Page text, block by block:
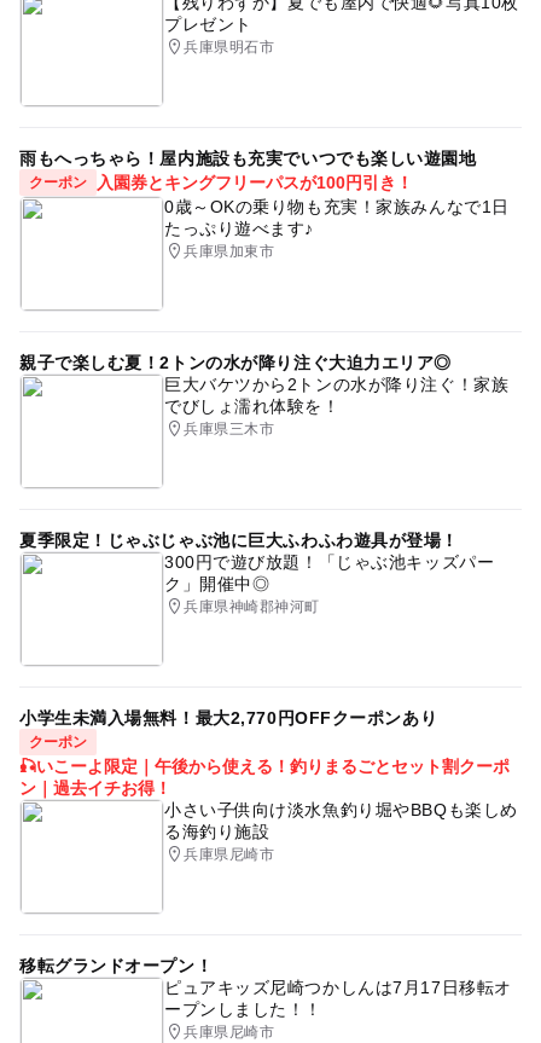
新緑が見られる絶景露天風呂
温水プールあり スパ・温泉 シルバーウィーク2026
絵本 温水プール 授乳室あり 三連休
屋内で手作り体験
哺乳体験 体験 工作体験 宿泊
雨の日でもOK・屋内施設 夏休み2016
室内スポーツ 浮き輪持ち込み可 家族で温泉
駐車場あり 源泉かけ流し
プレゼント
兵庫県明石市
雨もへっちゃら！屋内施設も充実でいつでも楽しい遊園地
クーポン
入園券とキングフリーパスが100円引き！
0歳～OKの乗り物も充実！家族みんなで1日
たっぷり遊べます♪
兵庫県加東市
親子で楽しむ夏！2トンの水が降り注ぐ大迫力エリア◎
巨大バケツから2トンの水が降り注ぐ！家族
でびしょ濡れ体験を！
兵庫県三木市
夏季限定！じゃぶじゃぶ池に巨大ふわふわ遊具が登場！
300円で遊び放題！「じゃぶ池キッズパー
ク」開催中◎
兵庫県神崎郡神河町
小学生未満入場無料！最大2,770円OFFクーポンあり
クーポン
🎣いこーよ限定｜午後から使える！釣りまるごとセット割クーポ
ン｜過去イチお得！
小さい子供向け淡水魚釣り堀やBBQも楽しめ
る海釣り施設
兵庫県尼崎市
移転グランドオープン！
ピュアキッズ尼崎つかしんは7月17日移転オ
ープンしました！！
兵庫県尼崎市